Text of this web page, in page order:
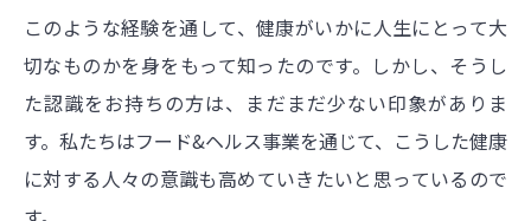
このような経験を通して、健康がいかに人生にとって大
切なものかを身をもって知ったのです。しかし、そうし
た認識をお持ちの方は、まだまだ少ない印象がありま
す。私たちはフード&ヘルス事業を通じて、こうした健康
に対する人々の意識も高めていきたいと思っているので